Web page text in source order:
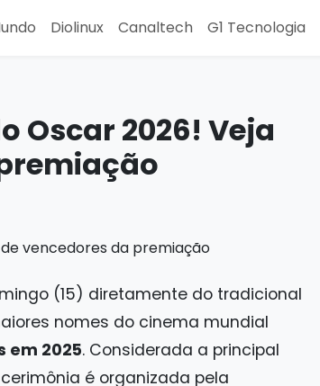
Diolinux Canaltech G1 Tecnologia
Oscar 2026! Veja
(15) diretamente do tradicional
nomes do cinema mundial
em 2025. Considerada a principal
é organizada pela